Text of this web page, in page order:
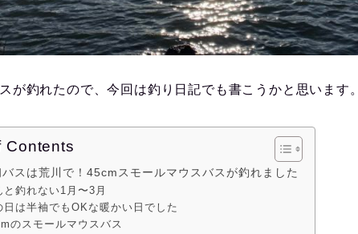
が釣れたので、今回は釣り日記でも書こうかと思います。
Contents
スは荒川で！45cmスモールマウスバスが釣れました
と釣れない1月〜3月
日は半袖でもOKな暖かい日でした
のスモールマウスバス